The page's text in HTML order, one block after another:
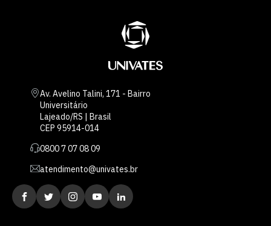
Av. Avelino Talini, 171 - Bairro
Universitário
Lajeado/RS | Brasil
CEP 95914-014
0800 7 07 08 09
atendimento@univates.br